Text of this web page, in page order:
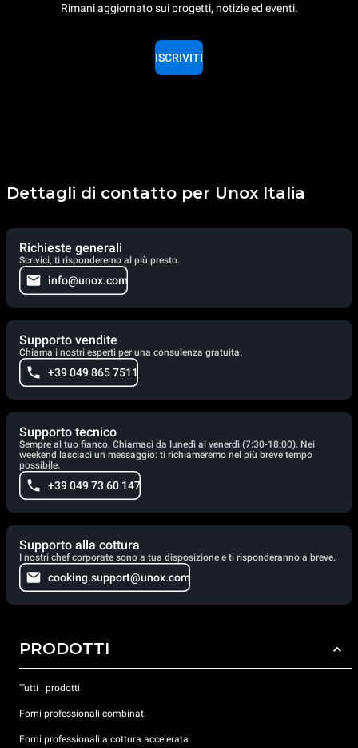
Rimani aggiornato sui progetti, notizie ed eventi.
ISCRIVITI
Dettagli di contatto per Unox Italia
Richieste generali
Scrivici, ti risponderemo al più presto.
info@unox.com
Supporto vendite
Chiama i nostri esperti per una consulenza gratuita.
+39 049 865 7511
Supporto tecnico
Sempre al tuo fianco. Chiamaci da lunedì al venerdì (7:30-18:00). Nei
weekend lasciaci un messaggio: ti richiameremo nel più breve tempo
possibile.
+39 049 73 60 147
Supporto alla cottura
I nostri chef corporate sono a tua disposizione e ti risponderanno a breve.
cooking.support@unox.com
PRODOTTI
Tutti i prodotti
Forni professionali combinati
Forni professionali a cottura accelerata